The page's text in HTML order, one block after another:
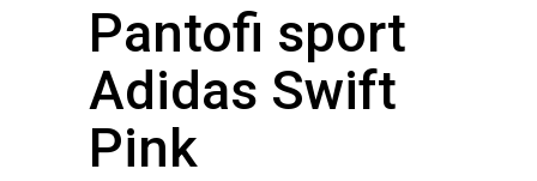
Pantofi sport
Adidas Swift
Pink